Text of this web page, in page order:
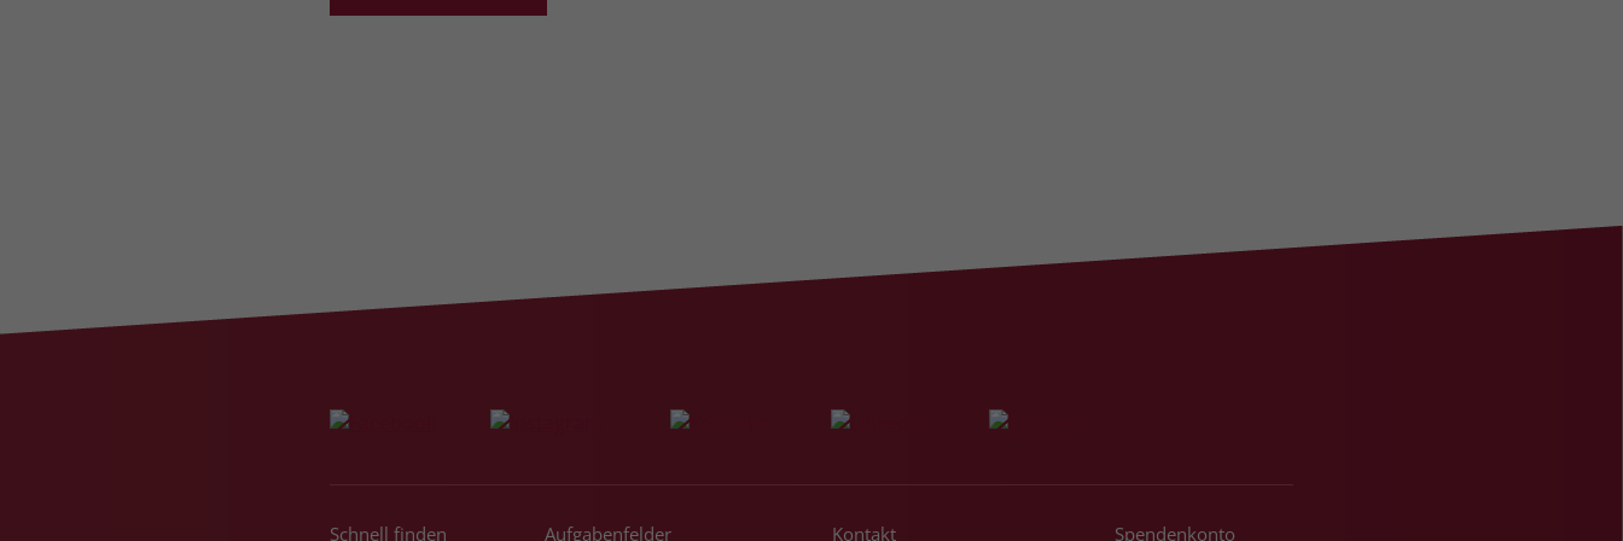
Schnell finden Aufgabenfelder Kontakt Spendenkonto
Zweck
Websites und meldet dieses Verhalten an
keine persönlich identifizierbaren